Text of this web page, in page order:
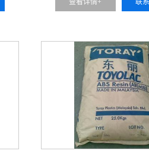
查看详情+ 联